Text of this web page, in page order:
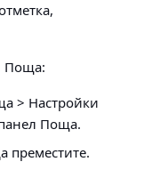
Поща:
> Настройки
Поща.
преместите.